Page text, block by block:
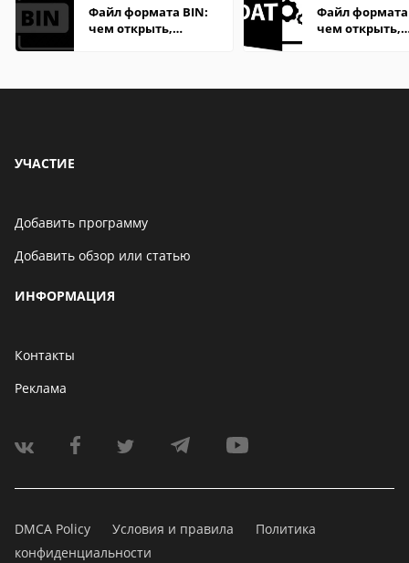
Файл формата BIN:
чем открыть,
Файл формата
чем открыть,
УЧАСТИЕ
Добавить программу
Добавить обзор или статью
ИНФОРМАЦИЯ
Контакты
Реклама
DMCA Policy Условия и правила
Политика
конфиденциальности